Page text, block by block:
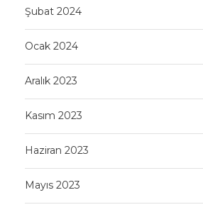
Şubat 2024
Ocak 2024
Aralık 2023
Kasım 2023
Haziran 2023
Mayıs 2023